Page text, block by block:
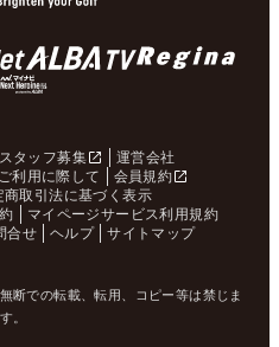
スタッフ募集
運営会社
ご利用に際して
会員規約
商取引法に基づく表示
マイページサービス利用規約
合せ ヘルプ サイトマップ
断での転載、転用、コピー等は禁じま
す。